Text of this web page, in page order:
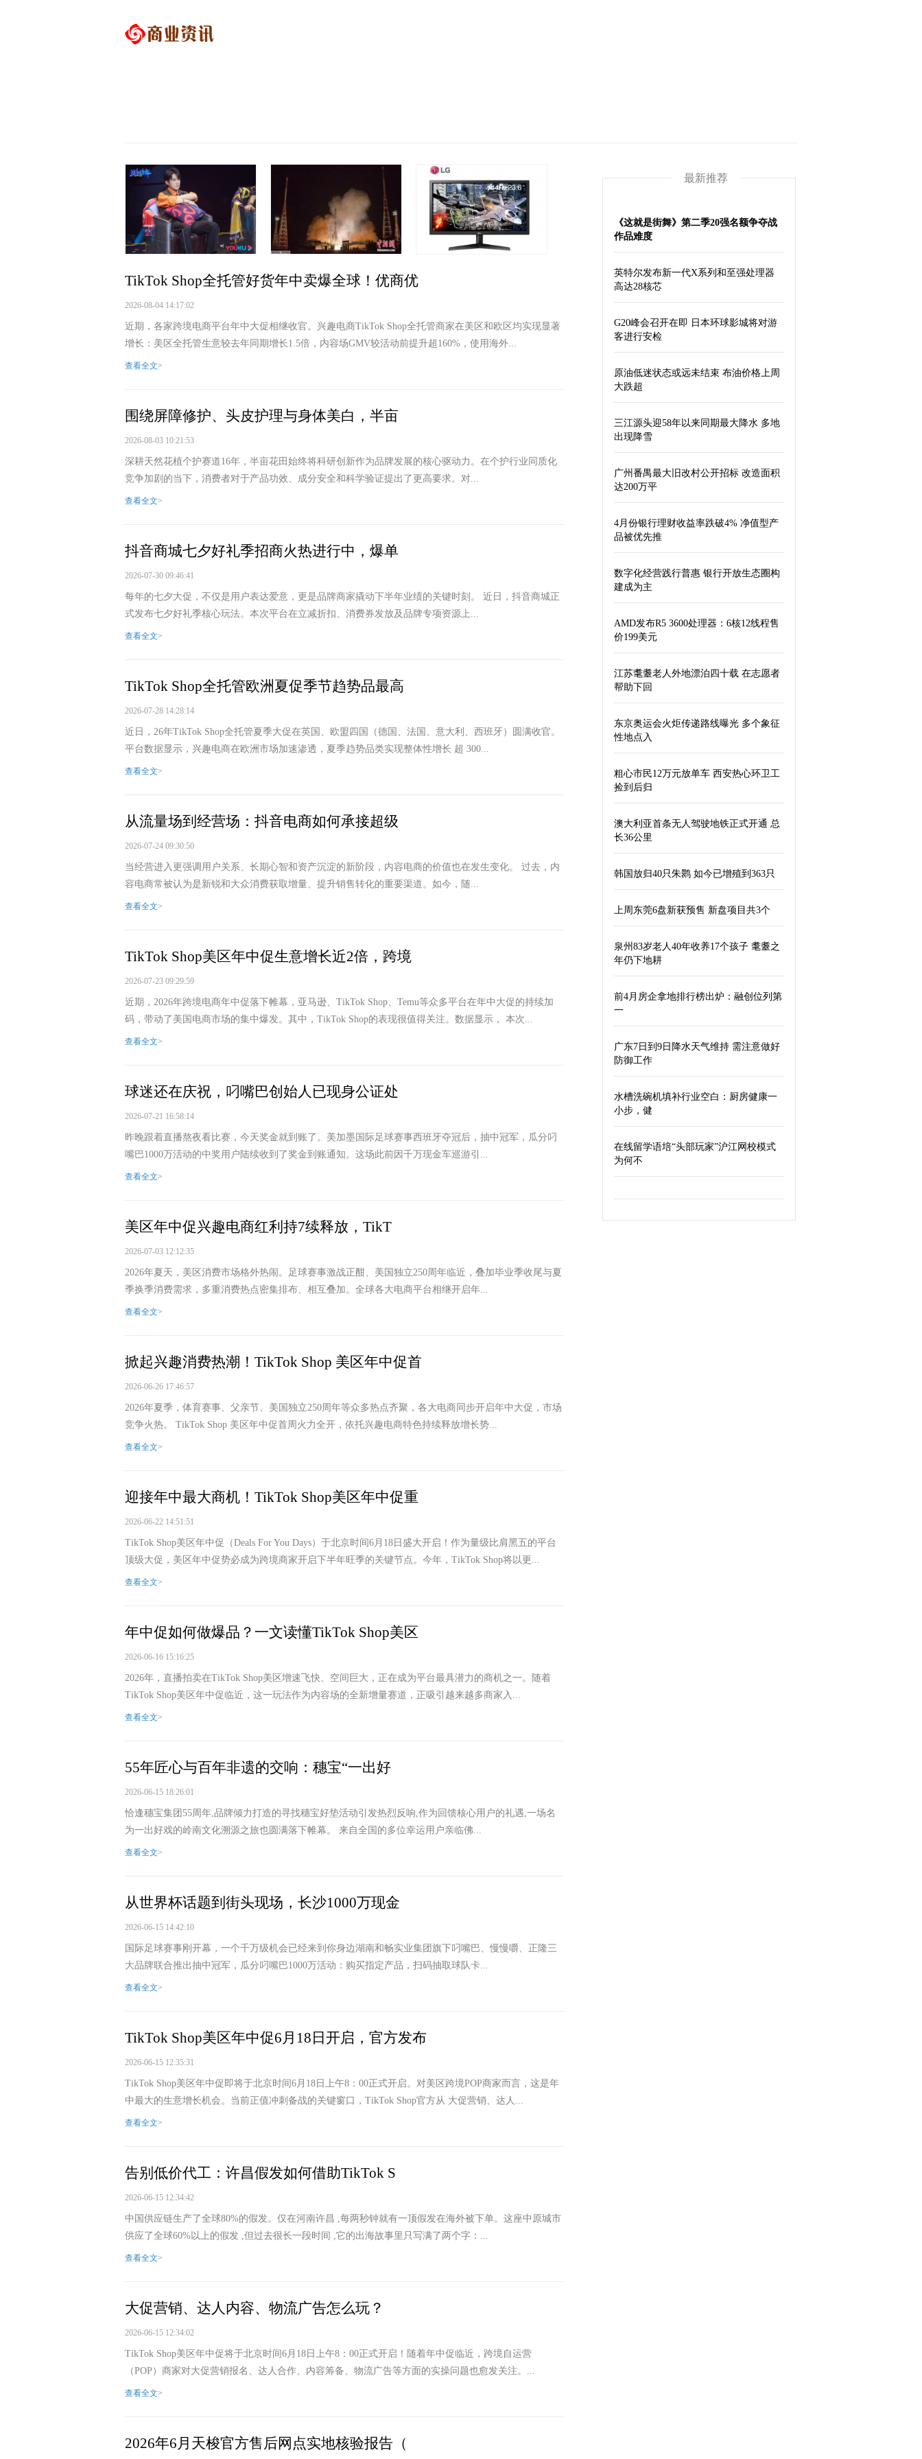
TikTok Shop全托管好货年中卖爆全球！优商优
2026-08-04 14:17:02
近期，各家跨境电商平台年中大促相继收官。兴趣电商TikTok Shop全托管商家在美区和欧区均实现显著
增长：美区全托管生意较去年同期增长1.5倍，内容场GMV较活动前提升超160%，使用海外...
查看全文>
围绕屏障修护、头皮护理与身体美白，半亩
2026-08-03 10:21:53
深耕天然花植个护赛道16年，半亩花田始终将科研创新作为品牌发展的核心驱动力。在个护行业同质化
竞争加剧的当下，消费者对于产品功效、成分安全和科学验证提出了更高要求。对...
查看全文>
抖音商城七夕好礼季招商火热进行中，爆单
2026-07-30 09:46:41
每年的七夕大促，不仅是用户表达爱意，更是品牌商家撬动下半年业绩的关键时刻。 近日，抖音商城正
式发布七夕好礼季核心玩法。本次平台在立减折扣、消费券发放及品牌专项资源上...
查看全文>
TikTok Shop全托管欧洲夏促季节趋势品最高
2026-07-28 14:28:14
近日，26年TikTok Shop全托管夏季大促在英国、欧盟四国（德国、法国、意大利、西班牙）圆满收官。
平台数据显示，兴趣电商在欧洲市场加速渗透，夏季趋势品类实现整体性增长 超 300...
查看全文>
从流量场到经营场：抖音电商如何承接超级
2026-07-24 09:30:50
当经营进入更强调用户关系、长期心智和资产沉淀的新阶段，内容电商的价值也在发生变化。 过去，内
容电商常被认为是新锐和大众消费获取增量、提升销售转化的重要渠道。如今，随...
查看全文>
TikTok Shop美区年中促生意增长近2倍，跨境
2026-07-23 09:29:59
近期，2026年跨境电商年中促落下帷幕，亚马逊、TikTok Shop、Temu等众多平台在年中大促的持续加
码，带动了美国电商市场的集中爆发。其中，TikTok Shop的表现很值得关注。数据显示， 本次...
查看全文>
球迷还在庆祝，叼嘴巴创始人已现身公证处
2026-07-21 16:58:14
昨晚跟着直播熬夜看比赛，今天奖金就到账了。美加墨国际足球赛事西班牙夺冠后，抽中冠军，瓜分叼
嘴巴1000万活动的中奖用户陆续收到了奖金到账通知。这场此前因千万现金车巡游引...
查看全文>
美区年中促兴趣电商红利持7续释放，TikT
2026-07-03 12:12:35
2026年夏天，美区消费市场格外热闹。足球赛事激战正酣、美国独立250周年临近，叠加毕业季收尾与夏
季换季消费需求，多重消费热点密集排布、相互叠加。全球各大电商平台相继开启年...
查看全文>
掀起兴趣消费热潮！TikTok Shop 美区年中促首
2026-06-26 17:46:57
2026年夏季，体育赛事、父亲节、美国独立250周年等众多热点齐聚，各大电商同步开启年中大促，市场
竞争火热。 TikTok Shop 美区年中促首周火力全开，依托兴趣电商特色持续释放增长势...
查看全文>
迎接年中最大商机！TikTok Shop美区年中促重
2026-06-22 14:51:51
TikTok Shop美区年中促（Deals For You Days）于北京时间6月18日盛大开启！作为量级比肩黑五的平台
顶级大促，美区年中促势必成为跨境商家开启下半年旺季的关键节点。今年，TikTok Shop将以更...
查看全文>
年中促如何做爆品？一文读懂TikTok Shop美区
2026-06-16 15:16:25
2026年，直播拍卖在TikTok Shop美区增速飞快、空间巨大，正在成为平台最具潜力的商机之一。随着
TikTok Shop美区年中促临近，这一玩法作为内容场的全新增量赛道，正吸引越来越多商家入...
查看全文>
55年匠心与百年非遗的交响：穗宝“一出好
2026-06-15 18:26:01
恰逢穗宝集团55周年,品牌倾力打造的寻找穗宝好垫活动引发热烈反响,作为回馈核心用户的礼遇,一场名
为一出好戏的岭南文化溯源之旅也圆满落下帷幕。 来自全国的多位幸运用户亲临佛...
查看全文>
从世界杯话题到街头现场，长沙1000万现金
2026-06-15 14:42:10
国际足球赛事刚开幕，一个千万级机会已经来到你身边湖南和畅实业集团旗下叼嘴巴、慢慢嚼、正隆三
大品牌联合推出抽中冠军，瓜分叼嘴巴1000万活动：购买指定产品，扫码抽取球队卡...
查看全文>
TikTok Shop美区年中促6月18日开启，官方发布
2026-06-15 12:35:31
TikTok Shop美区年中促即将于北京时间6月18日上午8：00正式开启。对美区跨境POP商家而言，这是年
中最大的生意增长机会。当前正值冲刺备战的关键窗口，TikTok Shop官方从 大促营销、达人...
查看全文>
告别低价代工：许昌假发如何借助TikTok S
2026-06-15 12:34:42
中国供应链生产了全球80%的假发。仅在河南许昌 ,每两秒钟就有一顶假发在海外被下单。这座中原城市
供应了全球60%以上的假发 ,但过去很长一段时间 ,它的出海故事里只写满了两个字：...
查看全文>
大促营销、达人内容、物流广告怎么玩？
2026-06-15 12:34:02
TikTok Shop美区年中促将于北京时间6月18日上午8：00正式开启！随着年中促临近，跨境自运营
（POP）商家对大促营销报名、达人合作、内容筹备、物流广告等方面的实操问题也愈发关注。...
查看全文>
2026年6月天梭官方售后网点实地核验报告（
最新推荐
《这就是街舞》第二季20强名额争夺战
作品难度
英特尔发布新一代X系列和至强处理器
高达28核芯
G20峰会召开在即 日本环球影城将对游
客进行安检
原油低迷状态或远未结束 布油价格上周
大跌超
三江源头迎58年以来同期最大降水 多地
出现降雪
广州番禺最大旧改村公开招标 改造面积
达200万平
4月份银行理财收益率跌破4% 净值型产
品被优先推
数字化经营践行普惠 银行开放生态圈构
建成为主
AMD发布R5 3600处理器：6核12线程售
价199美元
江苏耄耋老人外地漂泊四十载 在志愿者
帮助下回
东京奥运会火炬传递路线曝光 多个象征
性地点入
粗心市民12万元放单车 西安热心环卫工
捡到后归
澳大利亚首条无人驾驶地铁正式开通 总
长36公里
韩国放归40只朱鹮 如今已增殖到363只
上周东莞6盘新获预售 新盘项目共3个
泉州83岁老人40年收养17个孩子 耄耋之
年仍下地耕
前4月房企拿地排行榜出炉：融创位列第
一
广东7日到9日降水天气维持 需注意做好
防御工作
水槽洗碗机填补行业空白：厨房健康一
小步，健
在线留学语培“头部玩家”沪江网校模式
为何不